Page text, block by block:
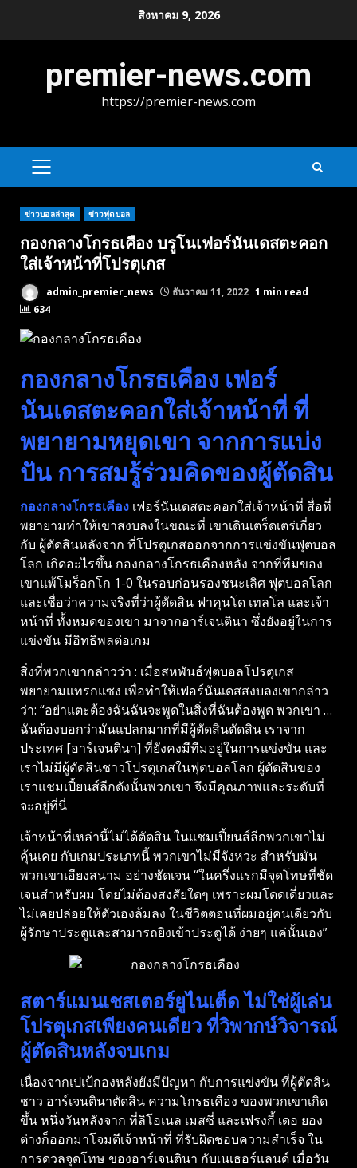
สิงหาคม 9, 2026
premier-news.com
https://premier-news.com
PRIMARY
ข่าวบอลล่าสุด ข่าวฟุตบอล
กองกลางโกรธเคือง บรูโนเฟอร์นันเดสตะคอก
ใส่เจ้าหน้าที่โปรตุเกส
admin_premier_news ธันวาคม 11, 2022 1 min read
634
กองกลางโกรธเคือง เฟอร์
นันเดสตะคอกใส่เจ้าหน้าที่ ที่
พยายามหยุดเขา จากการแบ่ง
ปัน การสมรู้ร่วมคิดของผู้ตัดสิน
กองกลางโกรธเคือง เฟอร์นันเดสตะคอกใส่เจ้าหน้าที่ สื่อที่
พยายามทําให้เขาสงบลงในขณะที่ เขาเดินเตร็ดเตร่เกี่ยว
กับ ผู้ตัดสินหลังจาก ที่โปรตุเกสออกจากการแข่งขันฟุตบอล
โลก เกิดอะไรขึ้น กองกลางโกรธเคืองหลัง จากที่ทีมของ
เขาแพ้โมร็อกโก 1-0 ในรอบก่อนรองชนะเลิศ ฟุตบอลโลก
และเชื่อว่าความจริงที่ว่าผู้ตัดสิน ฟาคุนโด เทลโล และเจ้า
หน้าที่ ทั้งหมดของเขา มาจากอาร์เจนตินา ซึ่งยังอยู่ในการ
แข่งขัน มีอิทธิพลต่อเกม
สิ่งที่พวกเขากล่าวว่า : เมื่อสหพันธ์ฟุตบอลโปรตุเกส
พยายามแทรกแซง เพื่อทําให้เฟอร์นันเดสสงบลงเขากล่าว
ว่า: “อย่าแตะต้องฉันฉันจะพูดในสิ่งที่ฉันต้องพูด พวกเขา …
ฉันต้องบอกว่ามันแปลกมากที่มีผู้ตัดสินตัดสิน เราจาก
ประเทศ [อาร์เจนตินา] ที่ยังคงมีทีมอยู่ในการแข่งขัน และ
เราไม่มีผู้ตัดสินชาวโปรตุเกสในฟุตบอลโลก ผู้ตัดสินของ
เราแชมเปี้ยนส์ลีกดังนั้นพวกเขา จึงมีคุณภาพและระดับที่
จะอยู่ที่นี่
เจ้าหน้าที่เหล่านี้ไม่ได้ตัดสิน ในแชมเปี้ยนส์ลีกพวกเขาไม่
คุ้นเคย กับเกมประเภทนี้ พวกเขาไม่มีจังหวะ สําหรับมัน
พวกเขาเอียงสนาม อย่างชัดเจน “ในครึ่งแรกมีจุดโทษที่ชัด
เจนสําหรับผม โดยไม่ต้องสงสัยใดๆ เพราะผมโดดเดี่ยวและ
ไม่เคยปล่อยให้ตัวเองล้มลง ในชีวิตตอนที่ผมอยู่คนเดียวกับ
ผู้รักษาประตูและสามารถยิงเข้าประตูได้ ง่ายๆ แค่นั้นเอง”
สตาร์แมนเชสเตอร์ยูไนเต็ด ไม่ใช่ผู้เล่น
โปรตุเกสเพียงคนเดียว ที่วิพากษ์วิจารณ์
ผู้ตัดสินหลังจบเกม
เนื่องจากเปเป้กองหลังยังมีปัญหา กับการแข่งขัน ที่ผู้ตัดสิน
ชาว อาร์เจนตินาตัดสิน ความโกรธเคือง ของพวกเขาเกิด
ขึ้น หนึ่งวันหลังจาก ที่ลิโอเนล เมสซี่ และเฟรงกี้ เดอ ยอง
ต่างก็ออกมาโจมตีเจ้าหน้าที่ ที่รับผิดชอบความสําเร็จ ใน
การดวลจุดโทษ ของอาร์เจนตินา กับเนเธอร์แลนด์ เมื่อวัน